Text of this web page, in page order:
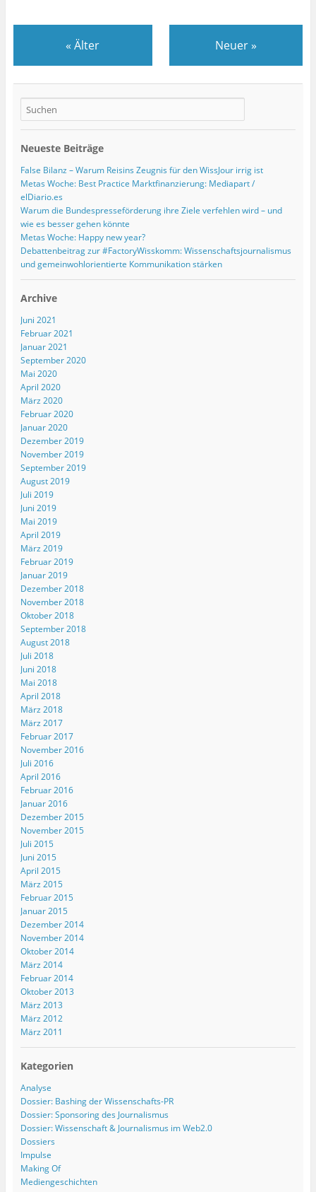
« Älter Neuer»
Neueste Beiträge
False Bilanz – Warum Reisins Zeugnis für den WissJour irrig ist
Metas Woche: Best Practice Marktfinanzierung: Mediapart /
elDiario.es
Warum die Bundespresseförderung ihre Ziele verfehlen wird – und
wie es besser gehen könnte
Metas Woche: Happy new year?
Debattenbeitrag zur #FactoryWisskomm: Wissenschaftsjournalismus
und gemeinwohlorientierte Kommunikation stärken
Archive
Juni 2021
Februar 2021
Januar 2021
September 2020
Mai 2020
April 2020
März 2020
Februar 2020
Januar 2020
Dezember 2019
November 2019
September 2019
August 2019
Juli 2019
Juni 2019
Mai 2019
April 2019
März 2019
Februar 2019
Januar 2019
Dezember 2018
November 2018
Oktober 2018
September 2018
August 2018
Juli 2018
Juni 2018
Mai 2018
April 2018
März 2018
März 2017
Februar 2017
November 2016
Juli 2016
April 2016
Februar 2016
Januar 2016
Dezember 2015
November 2015
Juli 2015
Juni 2015
April 2015
März 2015
Februar 2015
Januar 2015
Dezember 2014
November 2014
Oktober 2014
März 2014
Februar 2014
Oktober 2013
März 2013
März 2012
März 2011
Kategorien
Analyse
Dossier: Bashing der Wissenschafts-PR
Dossier: Sponsoring des Journalismus
Dossier: Wissenschaft & Journalismus im Web2.0
Dossiers
Impulse
Making Of
Mediengeschichten